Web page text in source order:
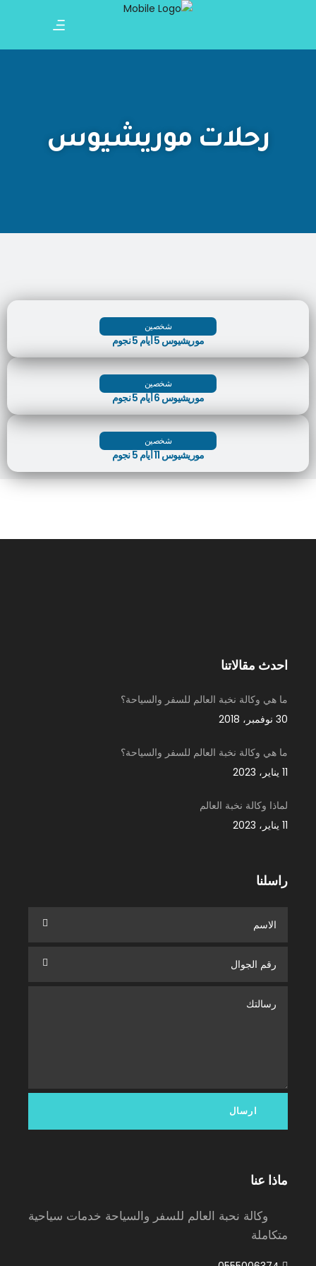
رحلات موريشيوس
شخصين
موريشيوس 5 أيام 5 نجوم
شخصين
موريشيوس 6 أيام 5 نجوم
شخصين
موريشيوس 11 أيام 5 نجوم
احدث مقالاتنا
ما هي وكالة نخبة العالم للسفر والسياحة؟
30 نوفمبر، 2018
ما هي وكالة نخبة العالم للسفر والسياحة؟
11 يناير، 2023
لماذا وكالة نخبة العالم
11 يناير، 2023
راسلنا
ماذا عنا
وكالة نحبة العالم للسفر والسياحة خدمات سياحية
متكاملة